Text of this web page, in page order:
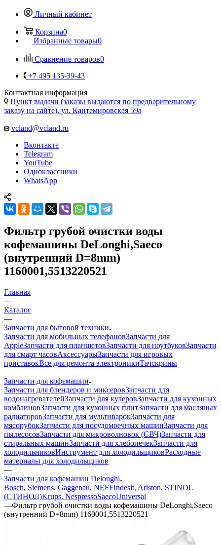
Личный кабинет
Корзина0
Избранные товары0
Сравнение товаров0
+7 495 135-39-43
Контактная информация
Пункт выдачи (заказы выдаются по предварительному
заказу на сайте), ул. Кантемировская 59а
vcland@vcland.ru
Вконтакте
Telegram
YouTube
Одноклассники
WhatsApp
Фильтр грубой очистки воды
кофемашины DeLonghi,Saeco
(внутренний D=8mm)
1160001,5513220521
Главная
—
Каталог
—
Запчасти для бытовой техники
Запчасти для мобильных телефоновЗапчасти для
AppleЗапчасти для планшетовЗапчасти для ноутбуковЗапчасти
для смарт часовАксессуарыЗапчасти для игровых
приставокВсе для ремонта электроникиТачскрины
—
Запчасти для кофемашин
Запчасти для блендеров и миксеровЗапчасти для
водонагревателейЗапчасти для кулеровЗапчасти для кухонных
комбаиновЗапчасти для кухонных плитЗапчасти для масляных
радиаторовЗапчасти для мультиварокЗапчасти для
мясорубокЗапчасти для посудомоечных машинЗапчасти для
пылесосовЗапчасти для микроволновок (СВЧ)Запчасти для
стиральных машинЗапчасти для хлебопечекЗапчасти для
холодильниковИнструмент для холодильщиковРасходные
материалы для холодильщиков
—
Запчасти для кофемашин Delonghi
Bosch, Siemens, Gaggenau, NEFFIndesit, Ariston, STINOL
(СТИНОЛ)Krups, NespressoSaecoUniversal
—Фильтр грубой очистки воды кофемашины DeLonghi,Saeco
(внутренний D=8mm) 1160001,5513220521